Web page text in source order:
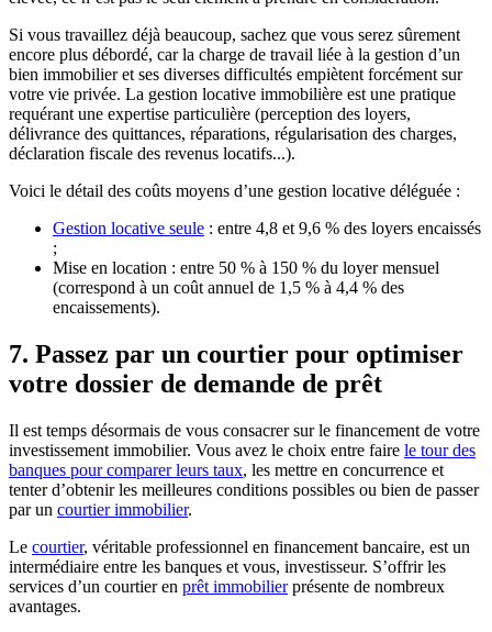
Si vous travaillez déjà beaucoup, sachez que vous serez sûrement
encore plus débordé, car la charge de travail liée à la gestion d’un
bien immobilier et ses diverses difficultés empiètent forcément sur
votre vie privée. La gestion locative immobilière est une pratique
requérant une expertise particulière (perception des loyers,
délivrance des quittances, réparations, régularisation des charges,
déclaration fiscale des revenus locatifs...).
Voici le détail des coûts moyens d’une gestion locative déléguée :
Gestion locative seule : entre 4,8 et 9,6 % des loyers encaissés
;
Mise en location : entre 50 % à 150 % du loyer mensuel
(correspond à un coût annuel de 1,5 % à 4,4 % des
encaissements).
7. Passez par un courtier pour optimiser
votre dossier de demande de prêt
Il est temps désormais de vous consacrer sur le financement de votre
investissement immobilier. Vous avez le choix entre faire le tour des
banques pour comparer leurs taux, les mettre en concurrence et
tenter d’obtenir les meilleures conditions possibles ou bien de passer
par un courtier immobilier.
Le courtier, véritable professionnel en financement bancaire, est un
intermédiaire entre les banques et vous, investisseur. S’offrir les
services d’un courtier en prêt immobilierprésente de nombreux
avantages.